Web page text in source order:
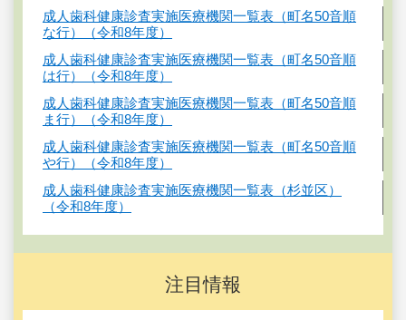
成人歯科健康診査実施医療機関一覧表（町名50音順
な行）（令和8年度）
成人歯科健康診査実施医療機関一覧表（町名50音順
は行）（令和8年度）
成人歯科健康診査実施医療機関一覧表（町名50音順
ま行）（令和8年度）
成人歯科健康診査実施医療機関一覧表（町名50音順
や行）（令和8年度）
成人歯科健康診査実施医療機関一覧表（杉並区）
（令和8年度）
注目情報